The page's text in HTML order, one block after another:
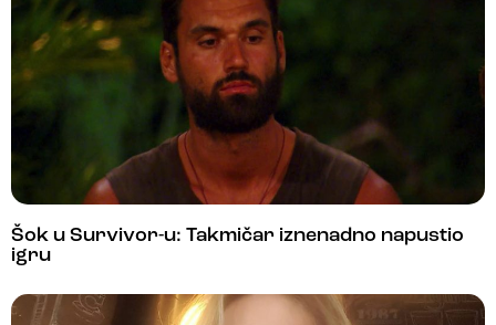
Šok u Survivor-u: Takmičar iznenadno napustio
igru